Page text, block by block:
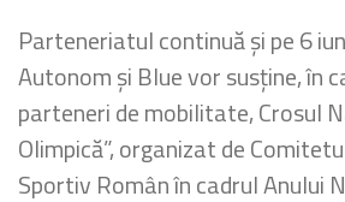
Parteneriatul continuă și pe 6
Autonom și Blue vor susține, în
parteneri de mobilitate, Crosul
Olimpică”, organizat de
Sportiv Român în cadrul Anului